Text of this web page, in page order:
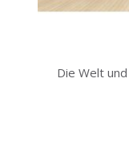
Die Welt